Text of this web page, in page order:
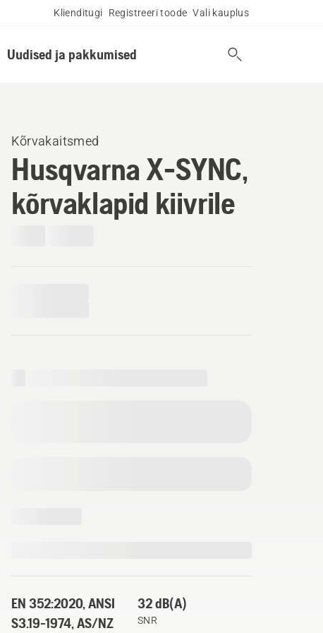
Klienditugi Registreeri toode Vali kauplus
Uudised ja pakkumised
Kõrvakaitsmed
Husqvarna X-SYNC,
kõrvaklapid kiivrile
EN 352:2020, ANSI
S3.19-1974, AS/NZ
32 dB(A)
SNR